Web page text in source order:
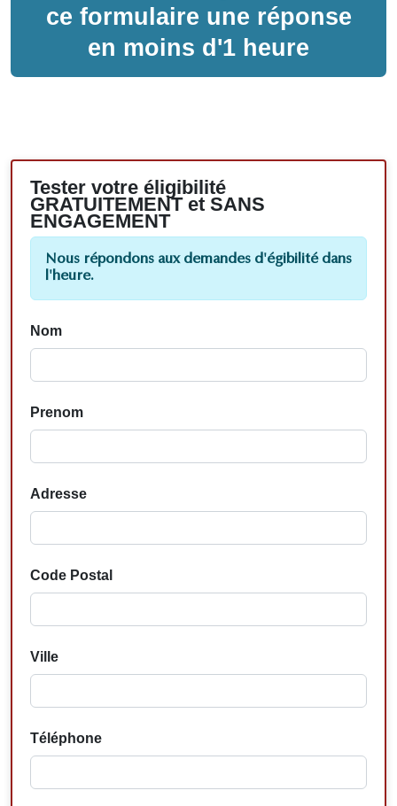
ce formulaire une réponse
en moins d'1 heure
Tester votre éligibilité
GRATUITEMENT et SANS
ENGAGEMENT
Nous répondons aux demandes d'égibilité dans
l'heure.
Nom
Prenom
Adresse
Code Postal
Ville
Téléphone